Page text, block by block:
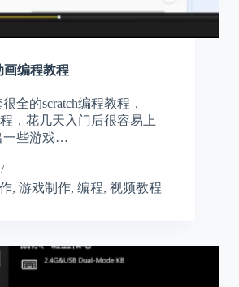
画编程教程
全的scratch编程教程，
，花几天入门后很容易上
一些游戏…
, 游戏制作, 编程, 视频教程